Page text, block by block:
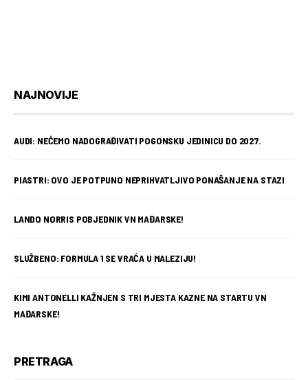
NAJNOVIJE
AUDI: NEĆEMO NADOGRAĐIVATI POGONSKU JEDINICU DO 2027.
PIASTRI: OVO JE POTPUNO NEPRIHVATLJIVO PONAŠANJE NA STAZI
LANDO NORRIS POBJEDNIK VN MAĐARSKE!
SLUŽBENO: FORMULA 1 SE VRAĆA U MALEZIJU!
KIMI ANTONELLI KAŽNJEN S TRI MJESTA KAZNE NA STARTU VN
MAĐARSKE!
PRETRAGA